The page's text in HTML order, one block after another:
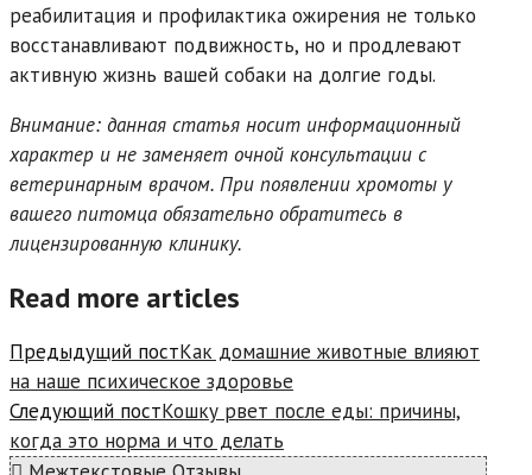
реабилитация и профилактика ожирения не только
восстанавливают подвижность, но и продлевают
активную жизнь вашей собаки на долгие годы.
Внимание: данная статья носит информационный
характер и не заменяет очной консультации с
ветеринарным врачом. При появлении хромоты у
вашего питомца обязательно обратитесь в
лицензированную клинику.
Read more articles
Предыдущий постКак домашние животные влияют
на наше психическое здоровье
Следующий постКошку рвет после еды: причины,
когда это норма и что делать